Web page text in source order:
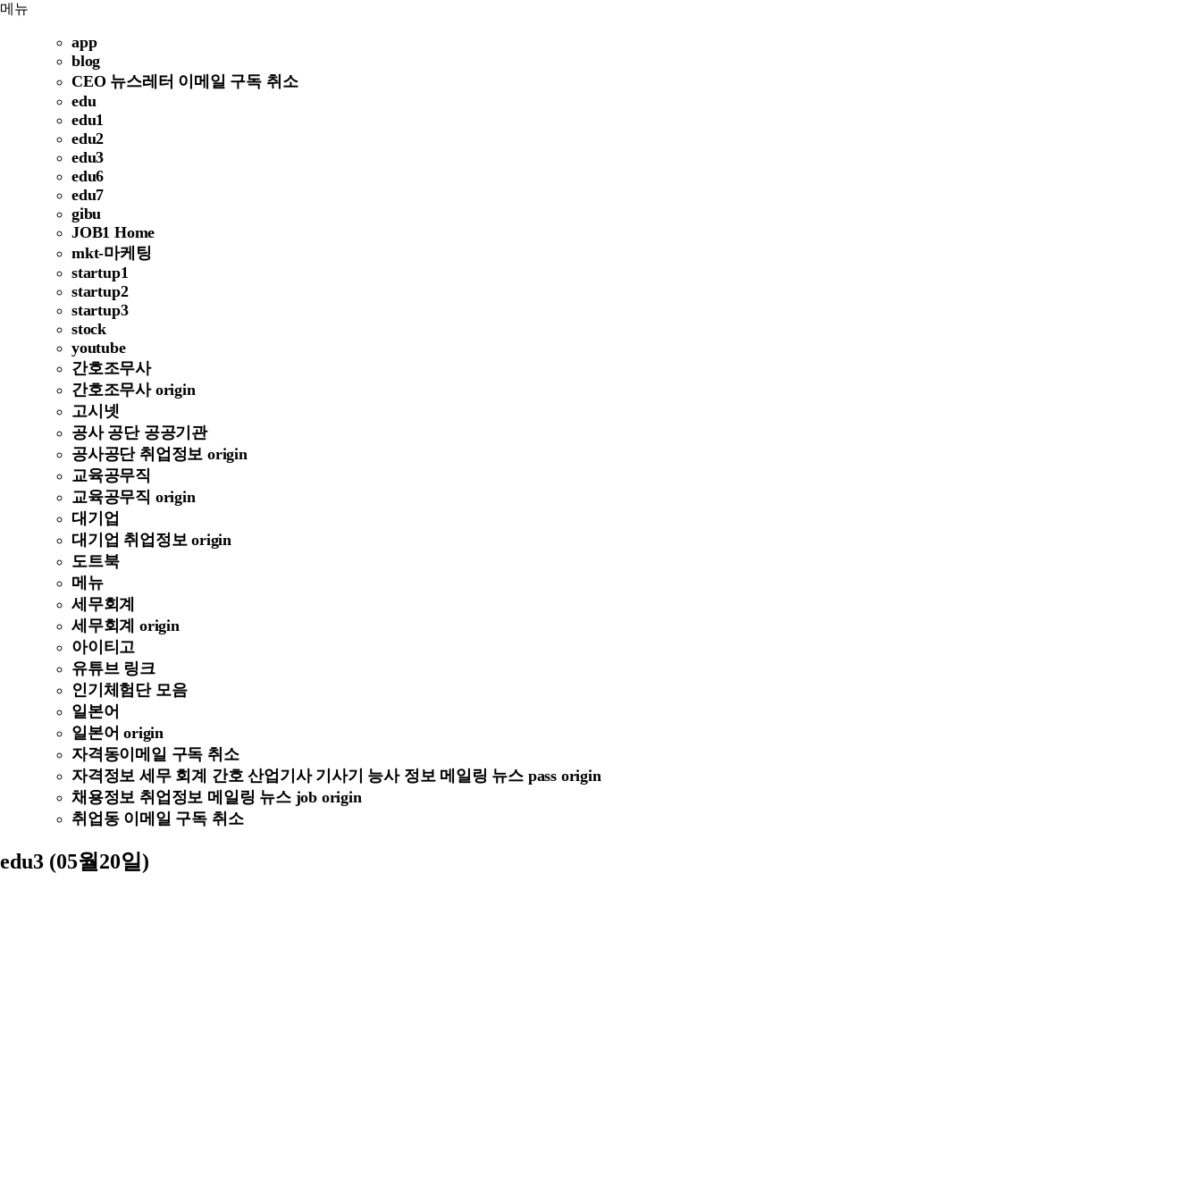
메뉴
app
blog
CEO 뉴스레터 이메일 구독 취소
edu
edu1
edu2
edu3
edu6
edu7
gibu
JOB1 Home
mkt-마케팅
startup1
startup2
startup3
stock
youtube
간호조무사
간호조무사 origin
고시넷
공사 공단 공공기관
공사공단 취업정보 origin
교육공무직
교육공무직 origin
대기업
대기업 취업정보 origin
도트북
메뉴
세무회계
세무회계 origin
아이티고
유튜브 링크
인기체험단 모음
일본어
일본어 origin
자격동이메일 구독 취소
자격정보 세무 회계 간호 산업기사 기사기 능사 정보 메일링 뉴스 pass origin
채용정보 취업정보 메일링 뉴스 job origin
취업동 이메일 구독 취소
edu3 (05월20일)